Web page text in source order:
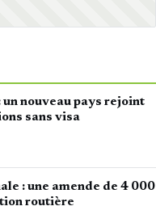
nouveau pays rejoint
sans visa
: une amende de 4 000
routière